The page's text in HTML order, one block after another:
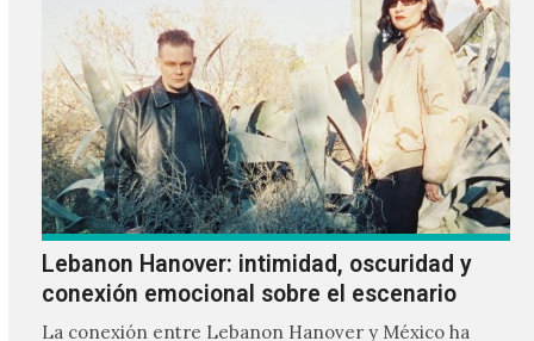
Lebanon Hanover: intimidad, oscuridad y
conexión emocional sobre el escenario
La conexión entre Lebanon Hanover y México ha